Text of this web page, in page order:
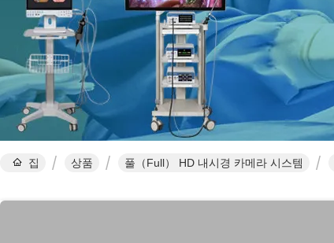
집 상품 풀（Full） HD 내시경 카메라 시스템